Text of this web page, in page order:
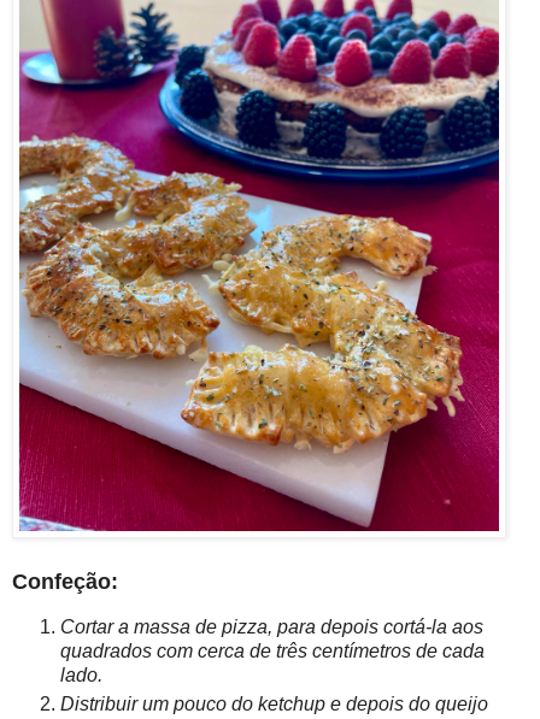
Confeção:
Cortar a massa de pizza, para depois cortá-la aos
quadrados com cerca de três centímetros de cada
lado.
Distribuir um pouco do ketchup e depois do queijo